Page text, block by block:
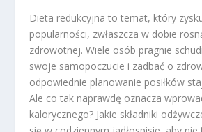
Dieta redukcyjna to temat, który
popularności, zwłaszcza w dobie
zdrowotnej. Wiele osób pragnie
swoje samopoczucie i zadbać o
odpowiednie planowanie posiłków
Ale co tak naprawdę oznacza
kalorycznego? Jakie składniki